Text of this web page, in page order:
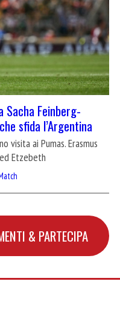
Feinberg-
sfida l’Argentina
visita ai Pumas. Erasmus
Etzebeth
& PARTECIPA